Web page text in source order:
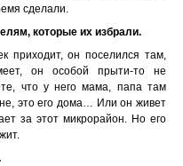
сделали.
которые их избрали.
приходит, он поселился там,
он особой прыти-то не
что у него мама, папа там
это его дома… Или он живет
за этот микрорайон. Но его